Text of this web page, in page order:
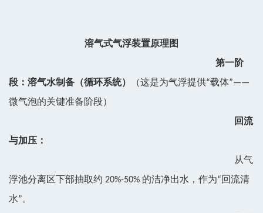
溶气式气浮装置原理图
第一阶
段：溶气水制备（循环系统） （这是为气浮提供“载体”——
微气泡的关键准备阶段）
回流
与加压：
从气
浮池分离区下部抽取约 20%-50% 的洁净出水，作为“回流清
水”。